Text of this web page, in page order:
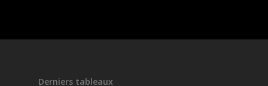
Derniers tableaux